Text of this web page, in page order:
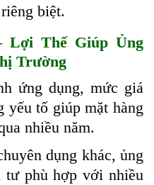
biệt.
Lợi Thế Giúp Ủng
Trường
ứng dụng, mức giá
yếu tố giúp mặt hàng
nhiều năm.
dụng khác, ủng
tư phù hợp với nhiều